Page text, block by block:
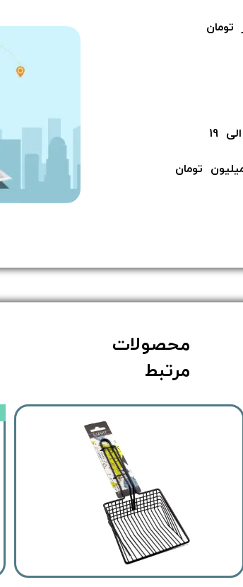
محصولات
مرتبط